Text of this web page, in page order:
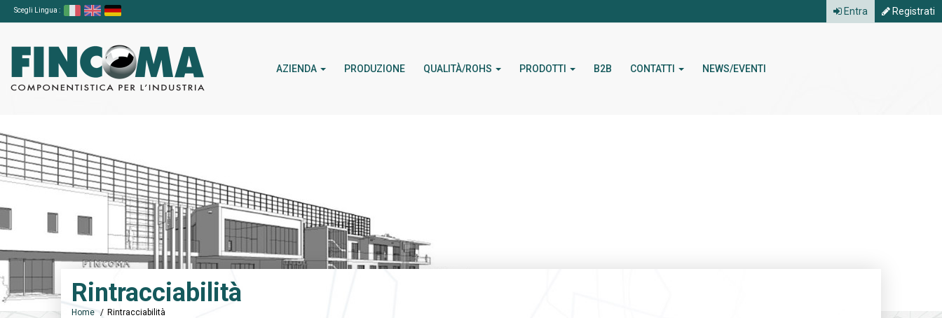
Scegli Lingua : Registrati
Entra
AZIENDA PRODUZIONE QUALITÀ/ROHS PRODOTTI B2B CONTATTI NEWS/EVENTI
Rintracciabilità
Home Rintracciabilità